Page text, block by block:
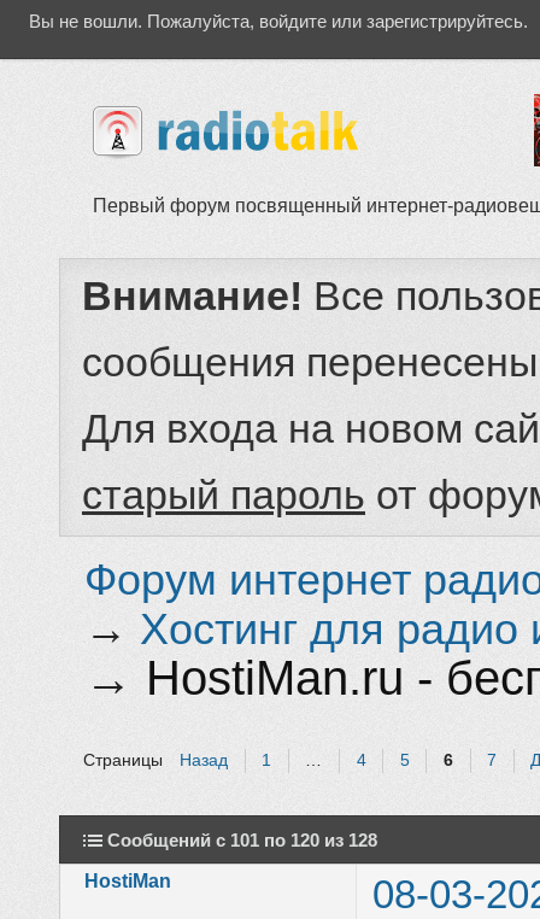
Вы не вошли. Пожалуйста, войдите или зарегистрируйтесь.
Первый форум посвященный интернет-
Внимание! Все
сообщения
Для входа на новом
старый пароль от
Форум интернет
→ Хостинг для радио
→ HostiMan.ru -
Страницы Назад 1 … 4 5 6 7
Сообщений с 101 по 120 из 128
HostiMan
08-03-